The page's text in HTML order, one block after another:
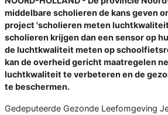
middelbare scholieren de kans geven
project 'scholieren meten
scholieren krijgen dan een sensor op
de luchtkwaliteit meten op
kan de overheid gericht maatregelen
luchtkwaliteit te verbeteren en de
te beschermen.
Gedeputeerde Gezonde Leefomgeving